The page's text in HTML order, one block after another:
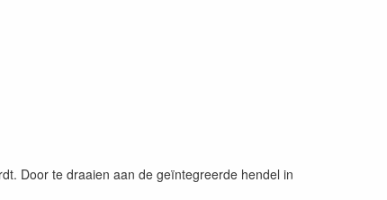
Door te draaien aan de geïntegreerde hendel in